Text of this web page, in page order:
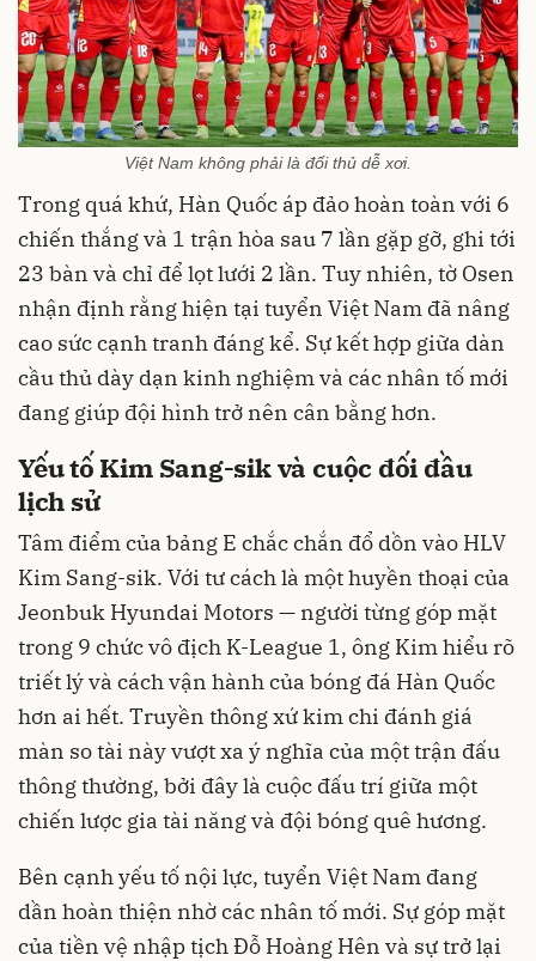
Việt Nam không phải là đối thủ dễ xơi.
Trong quá khứ, Hàn Quốc áp đảo hoàn toàn với 6
chiến thắng và 1 trận hòa sau 7 lần gặp gỡ, ghi tới
23 bàn và chỉ để lọt lưới 2 lần. Tuy nhiên, tờ Osen
nhận định rằng hiện tại tuyển Việt Nam đã nâng
cao sức cạnh tranh đáng kể. Sự kết hợp giữa dàn
cầu thủ dày dạn kinh nghiệm và các nhân tố mới
đang giúp đội hình trở nên cân bằng hơn.
Yếu tố Kim Sang-sik và cuộc đối đầu
lịch sử
Tâm điểm của bảng E chắc chắn đổ dồn vào HLV
Kim Sang-sik. Với tư cách là một huyền thoại của
Jeonbuk Hyundai Motors — người từng góp mặt
trong 9 chức vô địch K-League 1, ông Kim hiểu rõ
triết lý và cách vận hành của bóng đá Hàn Quốc
hơn ai hết. Truyền thông xứ kim chi đánh giá
màn so tài này vượt xa ý nghĩa của một trận đấu
thông thường, bởi đây là cuộc đấu trí giữa một
chiến lược gia tài năng và đội bóng quê hương.
Bên cạnh yếu tố nội lực, tuyển Việt Nam đang
dần hoàn thiện nhờ các nhân tố mới. Sự góp mặt
của tiền vệ nhập tịch Đỗ Hoàng Hên và sự trở lại